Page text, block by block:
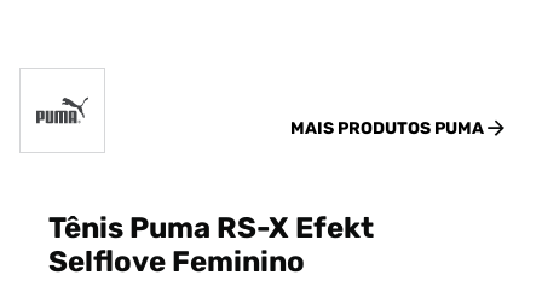
MAIS PRODUTOS PUMA
Tênis Puma RS-X Efekt
Selflove Feminino